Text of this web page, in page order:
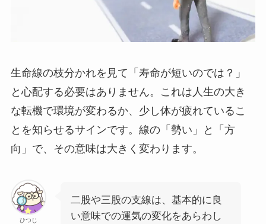
生命線の枝分かれを見て「寿命が短いのでは？」
と心配する必要はありません。これは人生の大き
な転機で環境が変わるか、少し体が疲れているこ
とを知らせるサインです。線の「勢い」と「方
向」で、その意味は大きく変わります。
ひつじ
二股や三股の支線は、基本的に良
い意味での運気の変化をあらわし